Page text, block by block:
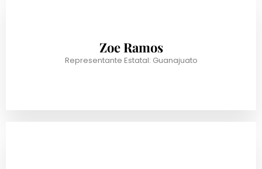
Zoe Ramos
Representante Estatal: Guanajuato